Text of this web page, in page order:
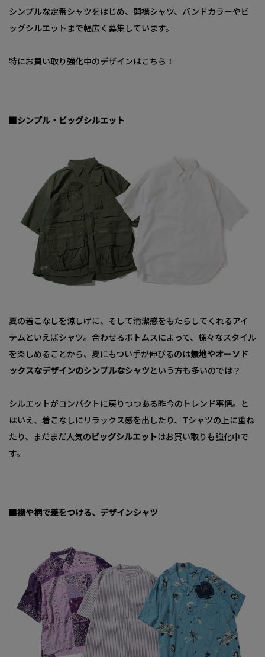
シンプルな定番シャツをはじめ、開襟シャツ、バンドカラーやビ
ッグシルエットまで幅広く募集しています。
特にお買い取り強化中のデザインはこちら！
■シンプル・ビッグシルエット
夏の着こなしを涼しげに、そして清潔感をもたらしてくれるアイ
テムといえばシャツ。合わせるボトムスによって、様々なスタイル
を楽しめることから、夏にもつい手が伸びるのは無地やオーソド
ックスなデザインのシンプルなシャツという方も多いのでは？
シルエットがコンパクトに戻りつつある昨今のトレンド事情。と
はいえ、着こなしにリラックス感を出したり、Tシャツの上に重ね
たり、まだまだ人気のビッグシルエットはお買い取りも強化中で
す。
■襟や柄で差をつける、デザインシャツ